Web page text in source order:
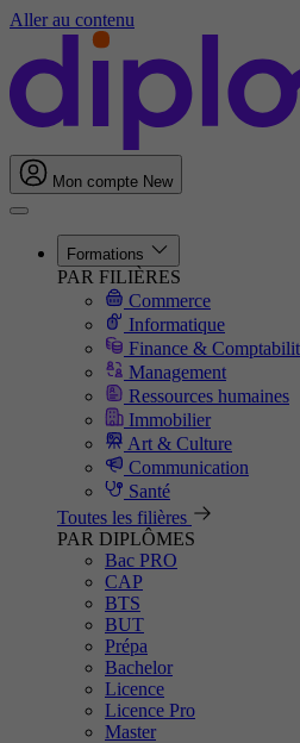
Aller au contenu
Mon compte New
Formations
PAR FILIÈRES
Commerce
Informatique
Finance &
Management
Ressources humaines
Immobilier
Art & Culture
Communication
Santé
Toutes les filières
PAR DIPLÔMES
Bac PRO
CAP
BTS
BUT
Prépa
Bachelor
Licence
Licence Pro
Master